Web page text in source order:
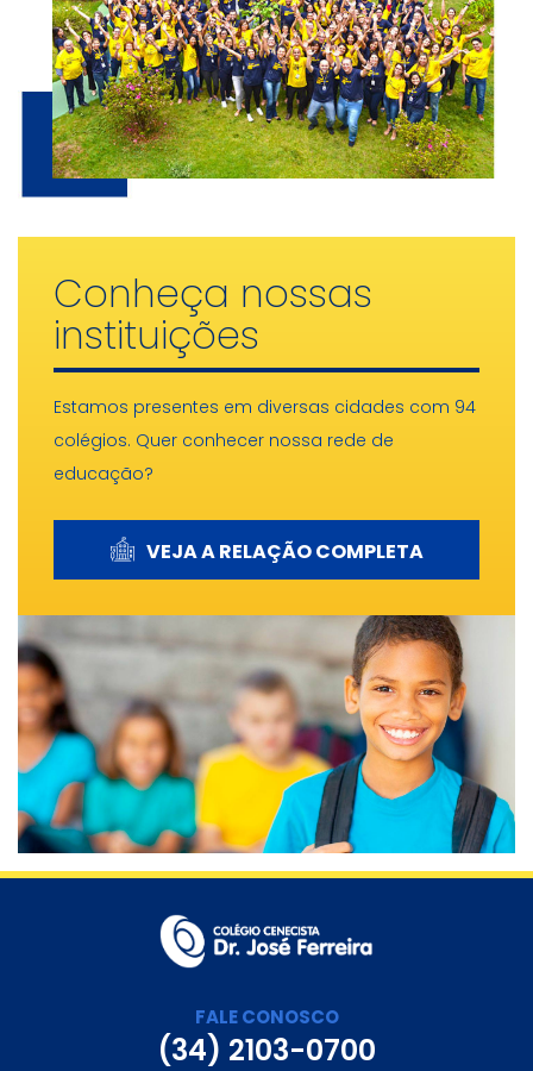
Conheça nossas
instituições
Estamos presentes em diversas cidades com 94
colégios. Quer conhecer nossa rede de
educação?
VEJA A RELAÇÃO COMPLETA
FALE CONOSCO
(34) 2103-0700